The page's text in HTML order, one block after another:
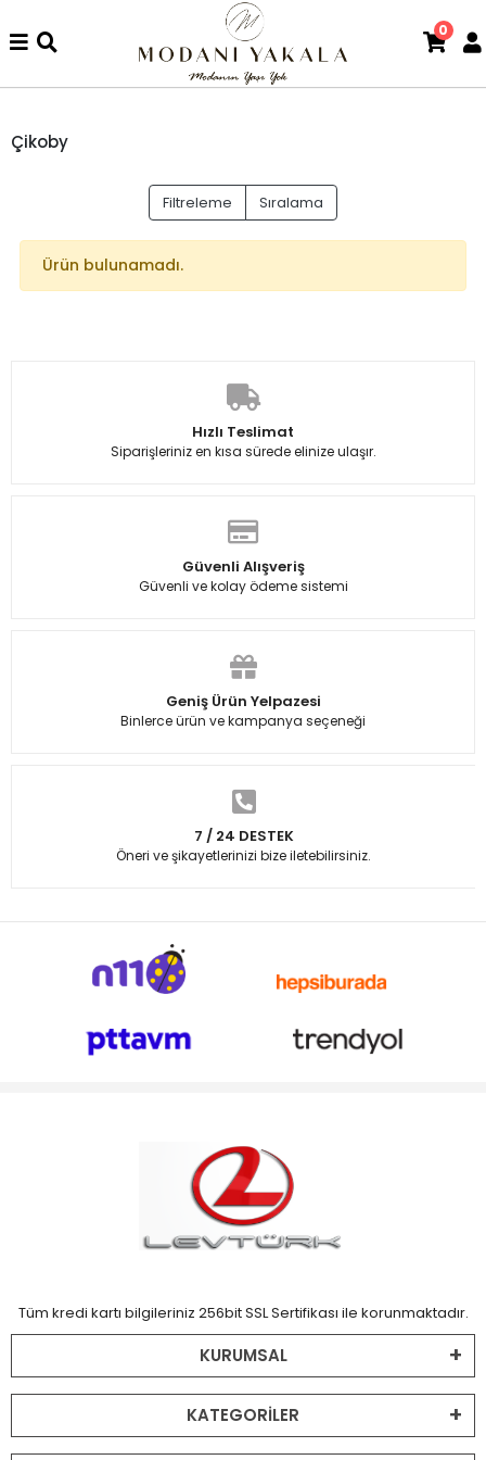
0
Çikoby
Filtreleme Sıralama
Ürün bulunamadı.
Hızlı Teslimat
Siparişleriniz en kısa sürede elinize ulaşır.
Güvenli Alışveriş
Güvenli ve kolay ödeme sistemi
Geniş Ürün Yelpazesi
Binlerce ürün ve kampanya seçeneği
7 / 24 DESTEK
Öneri ve şikayetlerinizi bize iletebilirsiniz.
Tüm kredi kartı bilgileriniz 256bit SSL Sertifikası ile korunmaktadır.
KURUMSAL
KATEGORİLER